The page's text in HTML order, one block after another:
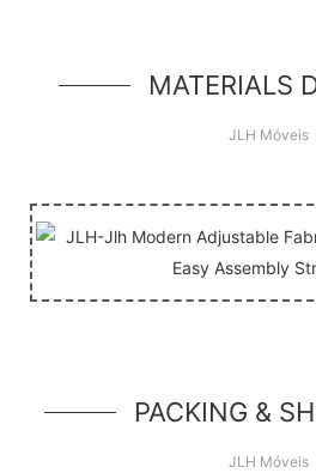
MATERIALS
JLH Móveis
PACKING &
JLH Móveis